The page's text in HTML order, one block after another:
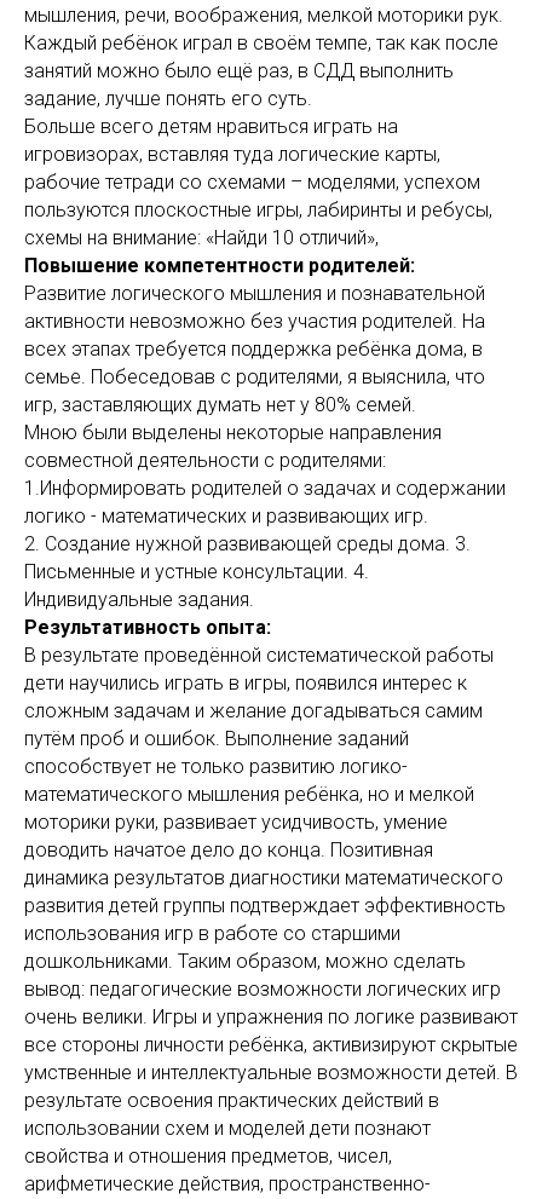
мышления, речи, воображения, мелкой моторики рук.
Каждый ребёнок играл в своём темпе, так как после
занятий можно было ещё раз, в СДД выполнить
задание, лучше понять его суть.
Больше всего детям нравиться играть на
игровизорах, вставляя туда логические карты,
рабочие тетради со схемами – моделями, успехом
пользуются плоскостные игры, лабиринты и ребусы,
схемы на внимание: «Найди 10 отличий»,
Повышение компетентности родителей:
Развитие логического мышления и познавательной
активности невозможно без участия родителей. На
всех этапах требуется поддержка ребёнка дома, в
семье. Побеседовав с родителями, я выяснила, что
игр, заставляющих думать нет у 80% семей.
Мною были выделены некоторые направления
совместной деятельности с родителями:
1.Информировать родителей о задачах и содержании
логико - математических и развивающих игр.
2. Создание нужной развивающей среды дома. 3.
Письменные и устные консультации. 4.
Индивидуальные задания.
Результативность опыта:
В результате проведённой систематической работы
дети научились играть в игры, появился интерес к
сложным задачам и желание догадываться самим
путём проб и ошибок. Выполнение заданий
способствует не только развитию логико-
математического мышления ребёнка, но и мелкой
моторики руки, развивает усидчивость, умение
доводить начатое дело до конца. Позитивная
динамика результатов диагностики математического
развития детей группы подтверждает эффективность
использования игр в работе со старшими
дошкольниками. Таким образом, можно сделать
вывод: педагогические возможности логических игр
очень велики. Игры и упражнения по логике развивают
все стороны личности ребёнка, активизируют скрытые
умственные и интеллектуальные возможности детей. В
результате освоения практических действий в
использовании схем и моделей дети познают
свойства и отношения предметов, чисел,
арифметические действия, пространственно-